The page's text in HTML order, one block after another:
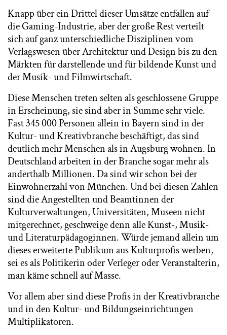
Knapp über ein Drittel dieser Umsätze entfallen auf
die Gaming-Industrie, aber der große Rest verteilt
sich auf ganz unterschiedliche Disziplinen vom
Verlagswesen über Architektur und Design bis zu den
Märkten für darstellende und für bildende Kunst und
der Musik- und Filmwirtschaft.
Diese Menschen treten selten als geschlossene Gruppe
in Erscheinung, sie sind aber in Summe sehr viele.
Fast 345 000 Personen allein in Bayern sind in der
Kultur- und Kreativbranche beschäftigt, das sind
deutlich mehr Menschen als in Augsburg wohnen. In
Deutschland arbeiten in der Branche sogar mehr als
anderthalb Millionen. Da sind wir schon bei der
Einwohnerzahl von München. Und bei diesen Zahlen
sind die Angestellten und Beamtinnen der
Kulturverwaltungen, Universitäten, Museen nicht
mitgerechnet, geschweige denn alle Kunst-, Musik-
und Literaturpädagoginnen. Würde jemand allein um
dieses erweiterte Publikum aus Kulturprofis werben,
sei es als Politikerin oder Verleger oder Veranstalterin,
man käme schnell auf Masse.
Vor allem aber sind diese Profis in der Kreativbranche
und in den Kultur- und Bildungseinrichtungen
Multiplikatoren.